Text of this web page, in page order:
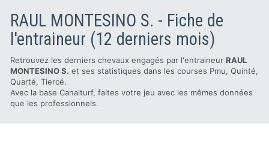
RAUL MONTESINO S. - Fiche de
l'entraineur (12 derniers mois)
Retrouvez les derniers chevaux engagés par l'entraineur RAUL
MONTESINO S. et ses statistiques dans les courses Pmu, Quinté,
Quarté, Tiercé.
Avec la base Canalturf, faites votre jeu avec les mêmes données
que les professionnels.